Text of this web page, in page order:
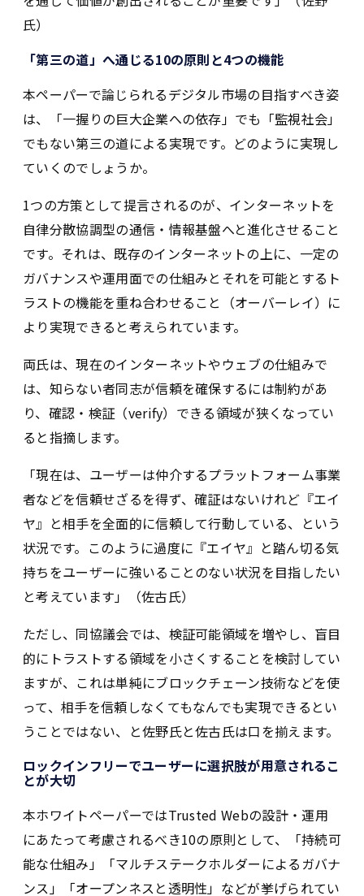
氏）
「第三の道」へ通じる10の原則と4つの機能
本ペーパーで論じられるデジタル市場の目指すべき姿
は、「一握りの巨大企業への依存」でも「監視社会」
でもない第三の道による実現です。どのように実現し
ていくのでしょうか。
1つの方策として提言されるのが、インターネットを
自律分散協調型の通信・情報基盤へと進化させること
です。それは、既存のインターネットの上に、一定の
ガバナンスや運用面での仕組みとそれを可能とするト
ラストの機能を重ね合わせること（オーバーレイ）に
より実現できると考えられています。
両氏は、現在のインターネットやウェブの仕組みで
は、知らない者同志が信頼を確保するには制約があ
り、確認・検証（verify）できる領域が狭くなってい
ると指摘します。
「現在は、ユーザーは仲介するプラットフォーム事業
者などを信頼せざるを得ず、確証はないけれど『エイ
ヤ』と相手を全面的に信頼して行動している、という
状況です。このように過度に『エイヤ』と踏ん切る気
持ちをユーザーに強いることのない状況を目指したい
と考えています」（佐古氏）
ただし、同協議会では、検証可能領域を増やし、盲目
的にトラストする領域を小さくすることを検討してい
ますが、これは単純にブロックチェーン技術などを使
って、相手を信頼しなくてもなんでも実現できるとい
うことではない、と佐野氏と佐古氏は口を揃えます。
ロックインフリーでユーザーに選択肢が用意されるこ
とが大切
本ホワイトペーパーではTrusted Webの設計・運用
にあたって考慮されるべき10の原則として、「持続可
能な仕組み」「マルチステークホルダーによるガバナ
ンス」「オープンネスと透明性」などが挙げられてい